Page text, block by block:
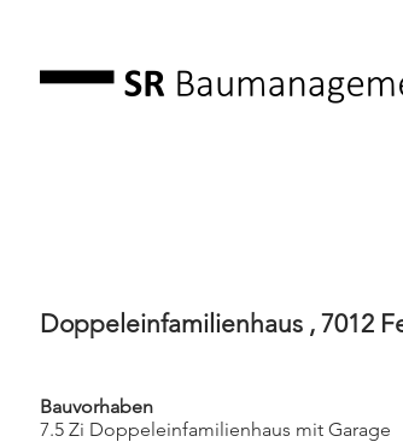
Doppeleinfamilienhaus , 7012
Bauvorhaben
7.5 Zi Doppeleinfamilienhaus mit Garage